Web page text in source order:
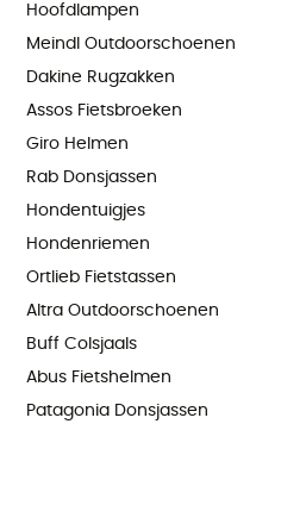
Hoofdlampen
Meindl Outdoorschoenen
Dakine Rugzakken
Assos Fietsbroeken
Giro Helmen
Rab Donsjassen
Hondentuigjes
Hondenriemen
Ortlieb Fietstassen
Altra Outdoorschoenen
Buff Colsjaals
Abus Fietshelmen
Patagonia Donsjassen